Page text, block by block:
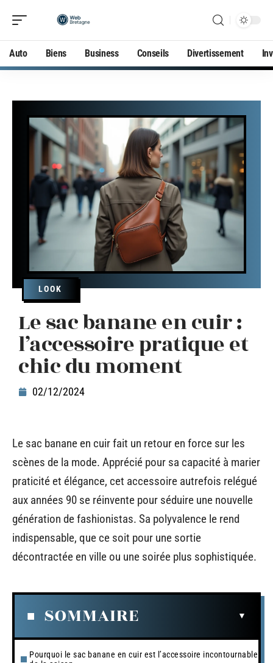
Auto Biens Business Conseils Divertissement
LOOK
Le sac banane en cuir :
l’accessoire pratique et
chic du moment
02/12/2024
Le sac banane en cuir fait un retour en force sur les
scènes de la mode. Apprécié pour sa capacité à marier
praticité et élégance, cet accessoire autrefois relégué
aux années 90 se réinvente pour séduire une nouvelle
génération de fashionistas. Sa polyvalence le rend
indispensable, que ce soit pour une sortie
décontractée en ville ou une soirée plus sophistiquée.
SOMMAIRE
Pourquoi le sac banane en cuir est l’accessoire incontournable